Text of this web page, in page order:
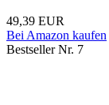
49,39 EUR
Bei Amazon kaufen
Bestseller Nr. 7